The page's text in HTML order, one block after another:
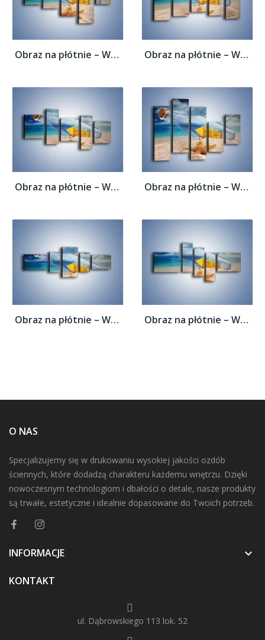
Obraz na płótnie – Wspomnienia znad morza... Obraz na płótnie – Wspomnienia znad morza...
Obraz na płótnie – Wspomnienia znad morza... Obraz na płótnie – Wspomnienia znad morza...
Obraz na płótnie – Wspomnienia znad morza... Obraz na płótnie – Wspomnienia znad morza...
O NAS
Specjalizujemy się w drukowaniu wysokiej jakości ozdób
ściennych, które dodadzą charakteru każdemu wnętrzu. Dzięki
nowoczesnym technologiom i dbałości o detale, nasze produkty
są trwałe, estetyczne i idealnie dopasowane do Twoich potrzeb.
INFORMACJE 
KONTAKT
ul. Dąbrowskiego 113 lok. 52